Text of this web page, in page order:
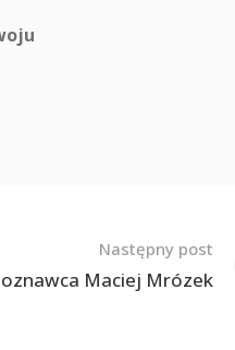
Następny post
Maciej Mrózek